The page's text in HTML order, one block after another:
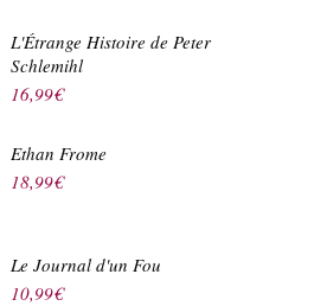
L'Étrange Histoire de Peter
Schlemihl
16,99€
Ethan Frome
18,99€
Le Journal d'un Fou
10,99€